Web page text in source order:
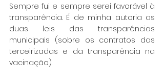
Sempre fui e sempre serei favorável à
transparência. É de minha autoria as
duas leis das transparências
municipais (sobre os contratos das
terceirizadas e da transparência na
vacinação).